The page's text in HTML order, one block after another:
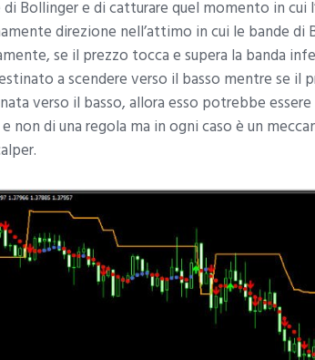
di Bollinger e di catturare quel momento in
direzione nell’attimo in cui le bande di
se il prezzo tocca e supera la banda
a scendere verso il basso mentre se il
verso il basso, allora esso potrebbe
non di una regola ma in ogni caso è un